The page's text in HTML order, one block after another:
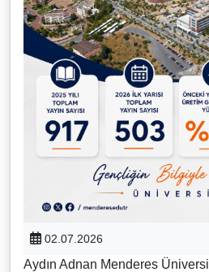
02.07.2026
Aydın Adnan Menderes